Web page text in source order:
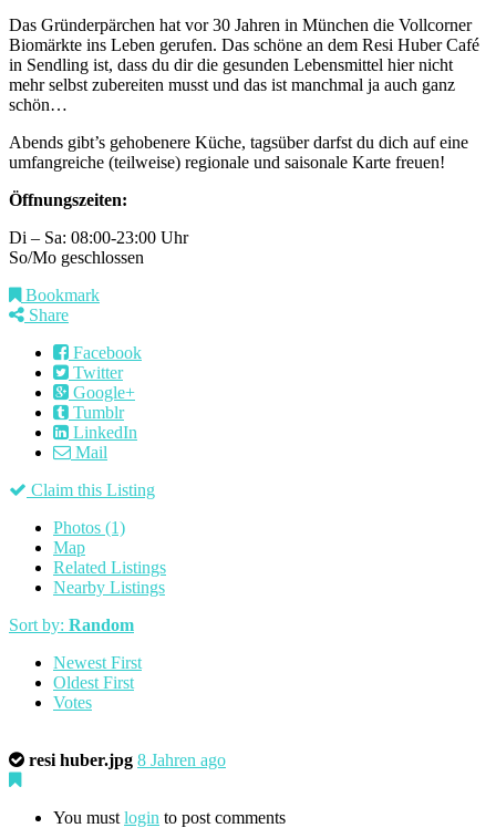
Das Gründerpärchen hat vor 30 Jahren in München die Vollcorner
Biomärkte ins Leben gerufen. Das schöne an dem Resi Huber Café
in Sendling ist, dass du dir die gesunden Lebensmittel hier nicht
mehr selbst zubereiten musst und das ist manchmal ja auch ganz
schön…
Abends gibt’s gehobenere Küche, tagsüber darfst du dich auf eine
umfangreiche (teilweise) regionale und saisonale Karte freuen!
Öffnungszeiten:
Di – Sa: 08:00-23:00 Uhr
So/Mo geschlossen
Bookmark
Share
Facebook
Twitter
Google+
Tumblr
LinkedIn
Mail
Claim this Listing
Photos (1)
Map
Related Listings
Nearby Listings
Sort by: Random
Newest First
Oldest First
Votes
resi huber.jpg 8 Jahren ago
You must login to post comments